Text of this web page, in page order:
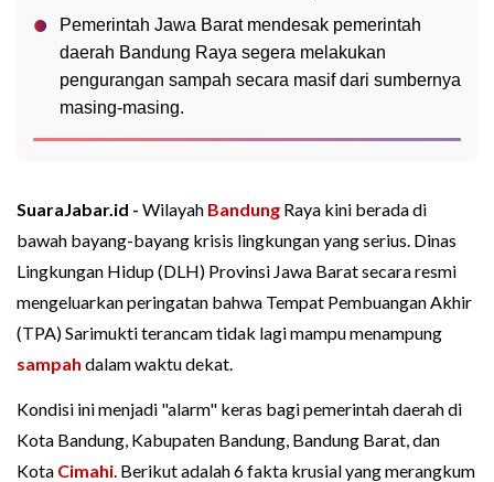
Pemerintah Jawa Barat mendesak pemerintah
daerah Bandung Raya segera melakukan
pengurangan sampah secara masif dari sumbernya
masing-masing.
SuaraJabar.id - Wilayah Bandung Raya kini berada di
bawah bayang-bayang krisis lingkungan yang serius. Dinas
Lingkungan Hidup (DLH) Provinsi Jawa Barat secara resmi
mengeluarkan peringatan bahwa Tempat Pembuangan Akhir
(TPA) Sarimukti terancam tidak lagi mampu menampung
sampah dalam waktu dekat.
Kondisi ini menjadi "alarm" keras bagi pemerintah daerah di
Kota Bandung, Kabupaten Bandung, Bandung Barat, dan
Kota Cimahi. Berikut adalah 6 fakta krusial yang merangkum